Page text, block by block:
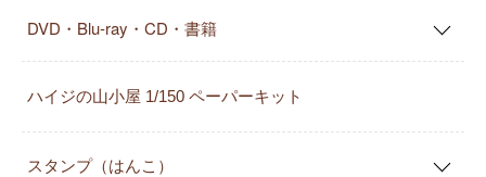
DVD・Blu-ray・CD・書籍
ハイジの山小屋 1/150 ペーパーキット
スタンプ（はんこ）